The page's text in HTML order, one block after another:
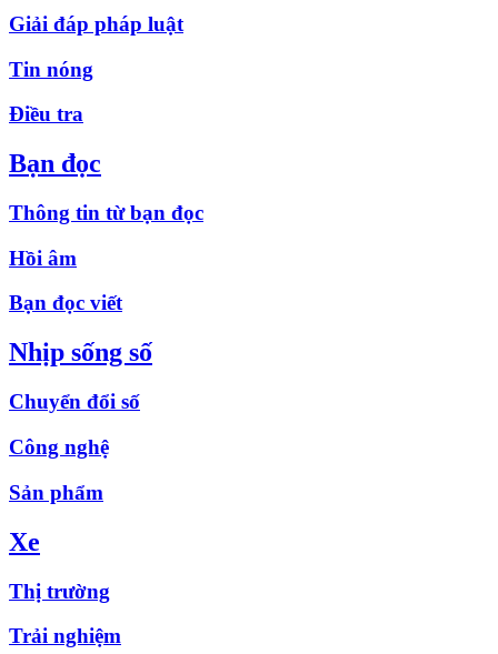
Giải đáp pháp luật
Tin nóng
Điều tra
Bạn đọc
Thông tin từ bạn đọc
Hồi âm
Bạn đọc viết
Nhịp sống số
Chuyển đổi số
Công nghệ
Sản phẩm
Xe
Thị trường
Trải nghiệm